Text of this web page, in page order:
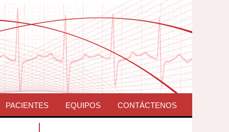
PACIENTES EQUIPOS CONTÁCTENOS